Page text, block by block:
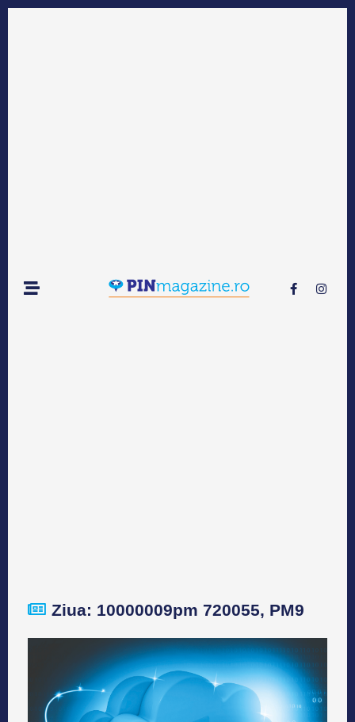
Ziua: 10000009pm 720055, PM9